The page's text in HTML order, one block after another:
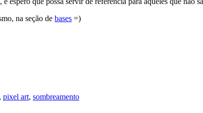
na seção de bases =)
, pixel art, sombreamento